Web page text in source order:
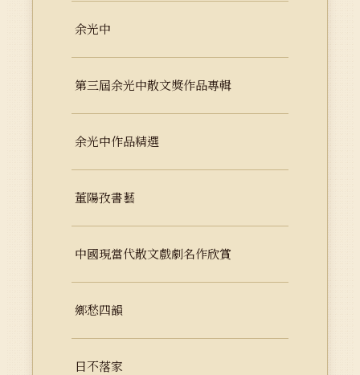
余光中
第三屆余光中散文獎作品專輯
余光中作品精選
董陽孜書藝
中國現當代散文戲劇名作欣賞
鄉愁四韻
日不落家